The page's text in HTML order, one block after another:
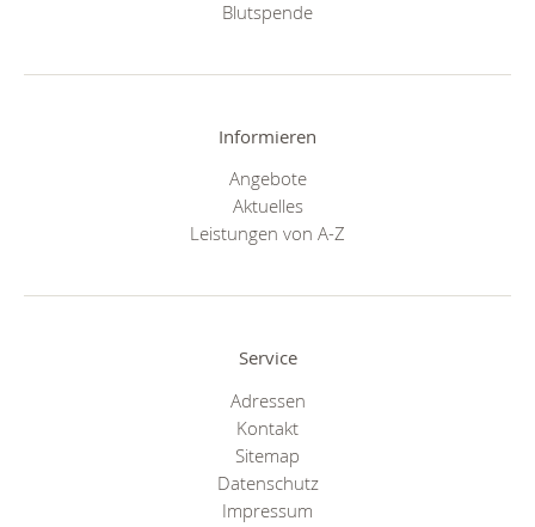
Blutspende
Informieren
Angebote
Aktuelles
Leistungen von A-Z
Service
Adressen
Kontakt
Sitemap
Datenschutz
Impressum